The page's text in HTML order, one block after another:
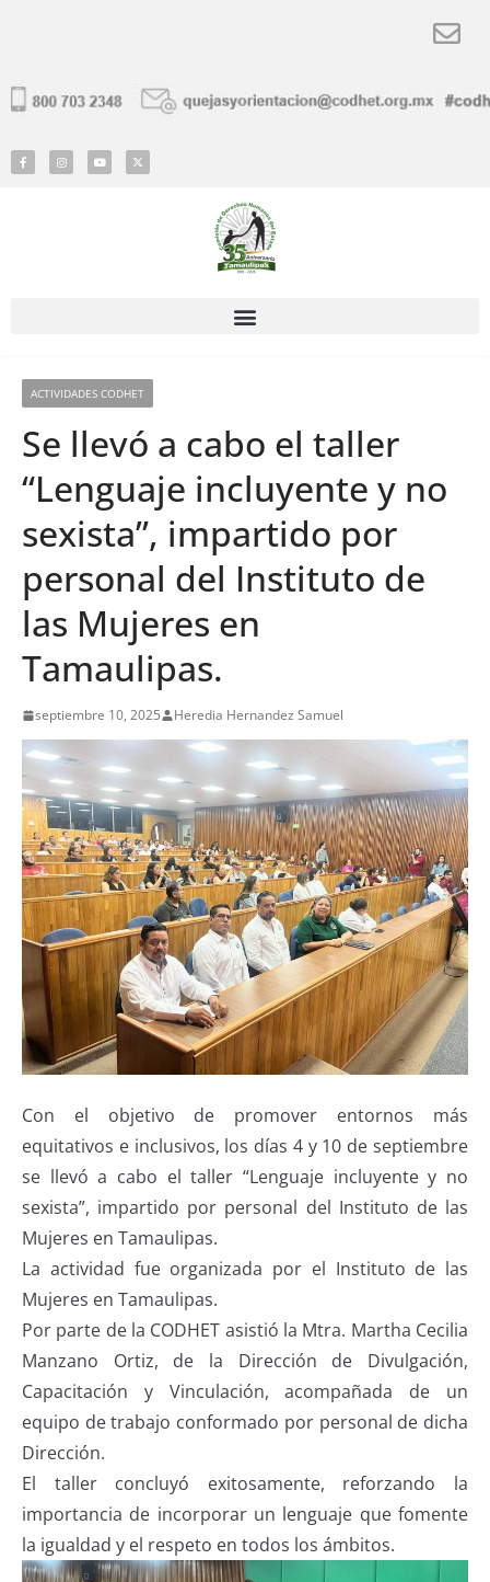
ACTIVIDADES CODHET
Se llevó a cabo el taller
“Lenguaje incluyente y no
sexista”, impartido por
personal del Instituto de
las Mujeres en
Tamaulipas.
septiembre 10, 2025 Heredia Hernandez Samuel
Con el objetivo de promover entornos más
equitativos e inclusivos, los días 4 y 10 de septiembre
se llevó a cabo el taller “Lenguaje incluyente y no
sexista”, impartido por personal del Instituto de las
Mujeres en Tamaulipas.
La actividad fue organizada por el Instituto de las
Mujeres en Tamaulipas.
Por parte de la CODHET asistió la Mtra. Martha Cecilia
Manzano Ortiz, de la Dirección de Divulgación,
Capacitación y Vinculación, acompañada de un
equipo de trabajo conformado por personal de dicha
Dirección.
El taller concluyó exitosamente, reforzando la
importancia de incorporar un lenguaje que fomente
la igualdad y el respeto en todos los ámbitos.